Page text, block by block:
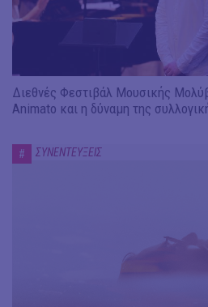
Διεθνές Φεστιβάλ Μουσικής
Animato και η δύναμη της
# ΣΥΝΕΝΤΕΥΞΕΙΣ